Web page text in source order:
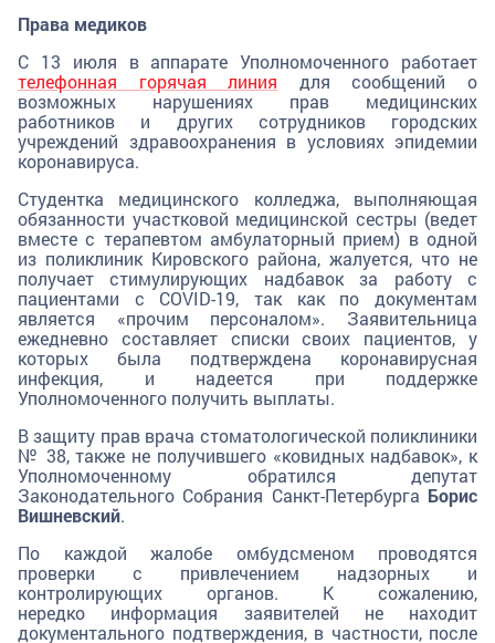
Права медиков
С 13 июля в аппарате Уполномоченного работает
телефонная горячая линия для сообщений о
возможных нарушениях прав медицинских
работников и других сотрудников городских
учреждений здравоохранения в условиях эпидемии
коронавируса.
Студентка медицинского колледжа, выполняющая
обязанности участковой медицинской сестры (ведет
вместе с терапевтом амбулаторный прием) в одной
из поликлиник Кировского района, жалуется, что не
получает стимулирующих надбавок за работу с
пациентами с COVID-19, так как по документам
является «прочим персоналом». Заявительница
ежедневно составляет списки своих пациентов, у
которых была подтверждена коронавирусная
инфекция, и надеется при поддержке
Уполномоченного получить выплаты.
В защиту прав врача стоматологической поликлиники
№ 38, также не получившего «ковидных надбавок», к
Уполномоченному обратился депутат
Законодательного Собрания Санкт-Петербурга Борис
Вишневский.
По каждой жалобе омбудсменом проводятся
проверки с привлечением надзорных и
контролирующих органов. К сожалению,
нередко информация заявителей не находит
документального подтверждения, в частности, после